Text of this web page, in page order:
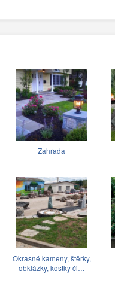
Zahrada
Okrasné kameny, štěrky,
obklázky, kostky či…